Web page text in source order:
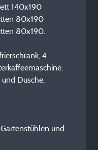
140x190
80x190
80x190.
4
Dusche,
und